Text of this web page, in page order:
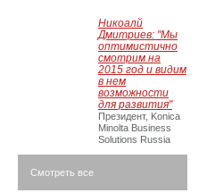
Никоалй
Дмитриев: "Мы
оптимистично
смотрим на
2015 год и видим
в нем
возможности
для развития"
Президент, Konica
Minolta Business
Solutions Russia
Смотреть все